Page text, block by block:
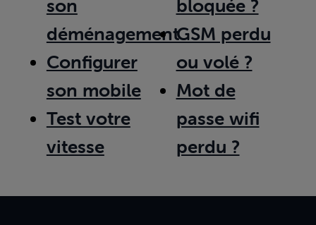
son
déménagement
Configurer
son mobile
Test votre
vitesse
bloquée ?
GSM perdu
ou volé ?
Mot de
passe wifi
perdu ?